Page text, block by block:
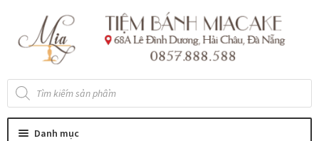
đến
Điều
đến
nội
Tìm
kiếm
sản
Danh mục